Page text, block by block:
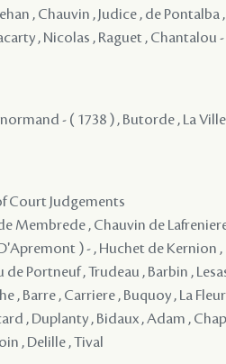
, Chauvin , Judice , de Pontalba ,
, Nicolas , Raguet , Chantalou -
- ( 1738 ) , Butorde , La Ville
Court Judgements
Membrede , Chauvin de
) - , Huchet de Kernion ,
Portneuf , Trudeau , Barbin ,
, Barre , Carriere , Buquoy , La
, Duplanty , Bidaux , Adam ,
, Delille , Tival